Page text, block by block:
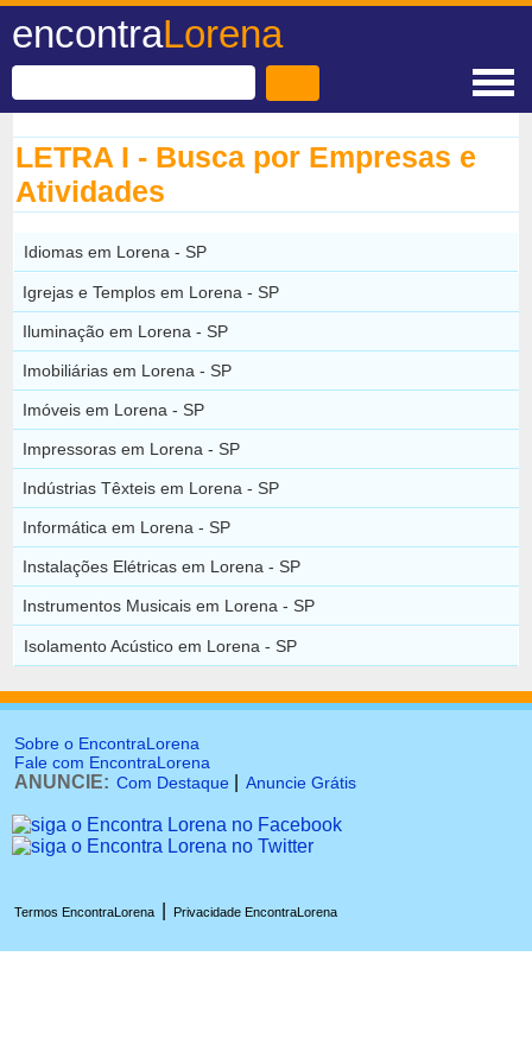
encontraLorena
LETRA I - Busca por Empresas e
Atividades
Idiomas em Lorena - SP
Igrejas e Templos em Lorena - SP
Iluminação em Lorena - SP
Imobiliárias em Lorena - SP
Imóveis em Lorena - SP
Impressoras em Lorena - SP
Indústrias Têxteis em Lorena - SP
Informática em Lorena - SP
Instalações Elétricas em Lorena - SP
Instrumentos Musicais em Lorena - SP
Isolamento Acústico em Lorena - SP
Sobre o EncontraLorena
Fale com EncontraLorena
ANUNCIE: Com Destaque Anuncie Grátis
Termos EncontraLorena Privacidade EncontraLorena